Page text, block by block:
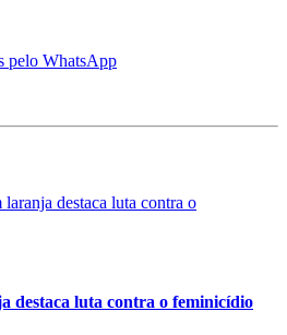
pelo WhatsApp
destaca luta contra o feminicídio